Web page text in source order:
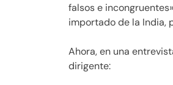
falsos e
importado de la India,
Ahora, en una
dirigente: